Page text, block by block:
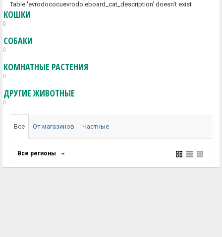
Table 'evrodococuevrodo.eboard_cat_description' doesn't exist
КОШКИ
0
СОБАКИ
0
КОМНАТНЫЕ РАСТЕНИЯ
0
ДРУГИЕ ЖИВОТНЫЕ
0
Все От магазинов Частные
Все регионы